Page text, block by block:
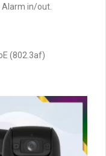
Alarm in/out.
(802.3af)